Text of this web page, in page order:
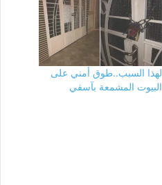
لهذا السبب..طوق أمني على
البيوت المشمعة بآسفي